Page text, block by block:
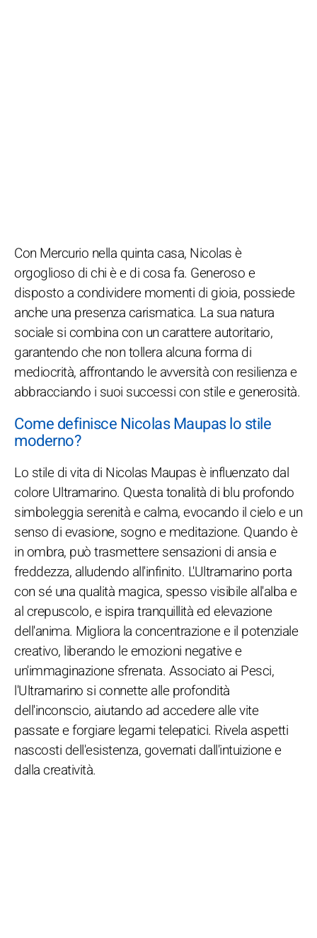
Con Mercurio nella quinta casa, Nicolas è
orgoglioso di chi è e di cosa fa. Generoso e
disposto a condividere momenti di gioia, possiede
anche una presenza carismatica. La sua natura
sociale si combina con un carattere autoritario,
garantendo che non tollera alcuna forma di
mediocrità, affrontando le avversità con resilienza e
abbracciando i suoi successi con stile e generosità.
Come definisce Nicolas Maupas lo stile
moderno?
Lo stile di vita di Nicolas Maupas è influenzato dal
colore Ultramarino. Questa tonalità di blu profondo
simboleggia serenità e calma, evocando il cielo e un
senso di evasione, sogno e meditazione. Quando è
in ombra, può trasmettere sensazioni di ansia e
freddezza, alludendo all'infinito. L'Ultramarino porta
con sé una qualità magica, spesso visibile all'alba e
al crepuscolo, e ispira tranquillità ed elevazione
dell'anima. Migliora la concentrazione e il potenziale
creativo, liberando le emozioni negative e
un'immaginazione sfrenata. Associato ai Pesci,
l'Ultramarino si connette alle profondità
dell'inconscio, aiutando ad accedere alle vite
passate e forgiare legami telepatici. Rivela aspetti
nascosti dell'esistenza, governati dall'intuizione e
dalla creatività.